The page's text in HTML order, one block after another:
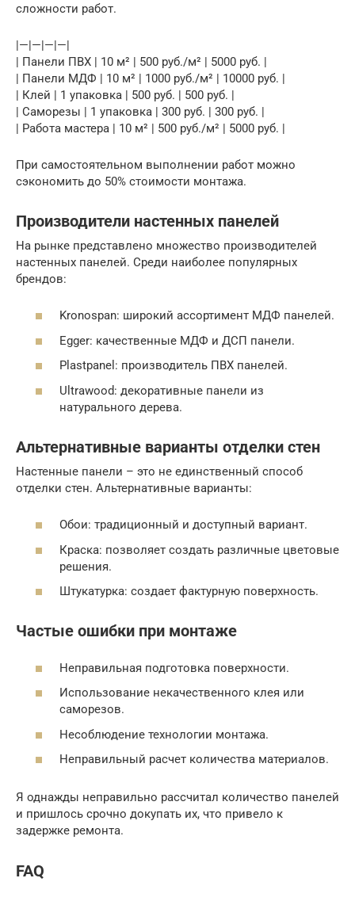
сложности работ.
|—|—|—|—|
| Панели ПВХ | 10 м² | 500 руб./м² | 5000 руб. |
| Панели МДФ | 10 м² | 1000 руб./м² | 10000 руб. |
| Клей | 1 упаковка | 500 руб. | 500 руб. |
| Саморезы | 1 упаковка | 300 руб. | 300 руб. |
| Работа мастера | 10 м² | 500 руб./м² | 5000 руб. |
При самостоятельном выполнении работ можно
сэкономить до 50% стоимости монтажа.
Производители настенных панелей
На рынке представлено множество производителей
настенных панелей. Среди наиболее популярных
брендов:
Kronospan: широкий ассортимент МДФ панелей.
Egger: качественные МДФ и ДСП панели.
Plastpanel: производитель ПВХ панелей.
Ultrawood: декоративные панели из
натурального дерева.
Альтернативные варианты отделки стен
Настенные панели – это не единственный способ
отделки стен. Альтернативные варианты:
Обои: традиционный и доступный вариант.
Краска: позволяет создать различные цветовые
решения.
Штукатурка: создает фактурную поверхность.
Частые ошибки при монтаже
Неправильная подготовка поверхности.
Использование некачественного клея или
саморезов.
Несоблюдение технологии монтажа.
Неправильный расчет количества материалов.
Я однажды неправильно рассчитал количество панелей
и пришлось срочно докупать их, что привело к
задержке ремонта.
FAQ